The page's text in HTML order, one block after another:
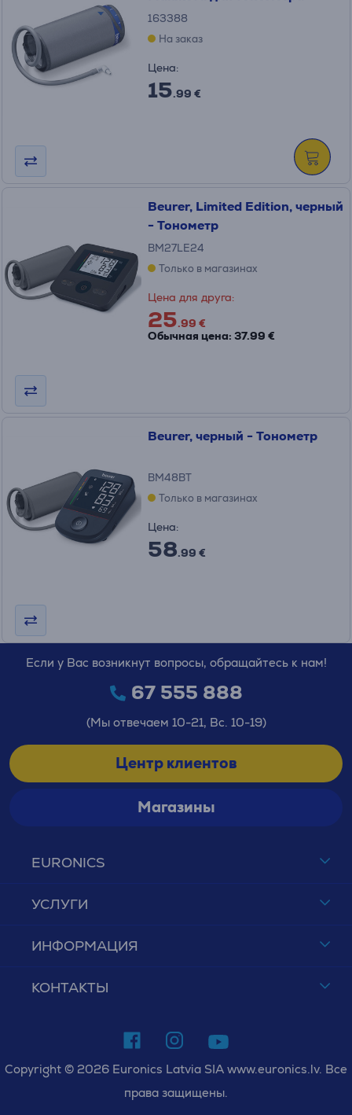
163388
На заказ
Цена:
15.99 €
Beurer, Limited Edition, черный
- Тонометр
BM27LE24
Только в магазинах
Цена для друга:
25.99 €
Обычная цена: 37.99 €
Beurer, черный - Тонометр
BM48BT
Только в магазинах
Цена:
58.99 €
EURONICS
УСЛУГИ
ИНФОРМАЦИЯ
КОНТАКТЫ
Если у Вас возникнут вопросы, обращайтесь к нам!
67 555 888
(Мы отвечаем 10-21, Вс. 10-19)
Центр клиентов
Магазины
Copyright © 2026 Euronics Latvia SIA www.euronics.lv. Все
права защищены.